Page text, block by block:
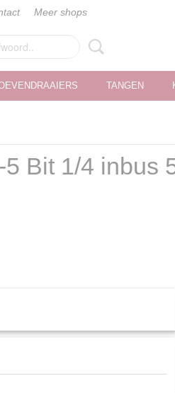
Meer shops
TANGEN
Bit 1/4 inbus